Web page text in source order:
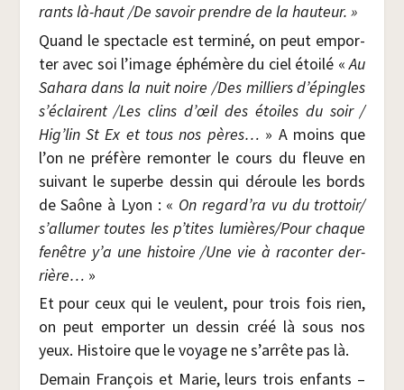
rants là-haut /​De savoir prendre de la hauteur. »
Quand le spec­tacle est ter­mi­né, on peut empor­
ter avec soi l’image éphé­mère du ciel étoi­lé «Au
Saha­ra dans la nuit noire /​Des mil­liers d’épingles
s’éclairent /​Les clins d’œil des étoiles du soir /​
Hig’lin St Ex et tous nos pères… » A moins que
l’on ne pré­fère remon­ter le cours du fleuve en
sui­vant le superbe des­sin qui déroule les bords
de Saône à Lyon : « On regard’ra vu du trottoir/​
s’allumer toutes les p’tites lumières/​Pour chaque
fenêtre y’a une his­toire /​Une vie à racon­ter der­
rière… »
Et pour ceux qui le veulent, pour trois fois rien,
on peut empor­ter un des­sin créé là sous nos
yeux. His­toire que le voyage ne s’ar­rête pas là.
Demain Fran­çois et Marie, leurs trois enfants –